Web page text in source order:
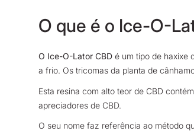
O que é o Ice-O-
O Ice-O-Lator CBD é um tipo de haxixe
a frio. Os tricomas da planta de
Esta resina com alto teor de CBD contém
apreciadores de CBD.
O seu nome faz referência ao método